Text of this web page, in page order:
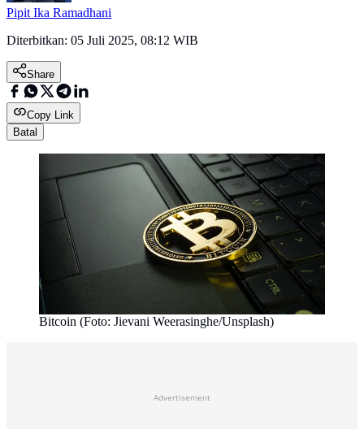
Pipit Ika Ramadhani
Diterbitkan: 05 Juli 2025, 08:12 WIB
Share
Copy Link
Batal
Bitcoin (Foto: Jievani Weerasinghe/Unsplash)
Advertisement